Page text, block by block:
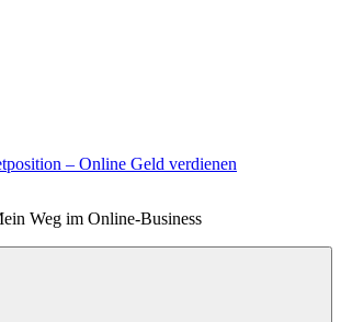
– Online Geld verdienen
Weg im Online-Business